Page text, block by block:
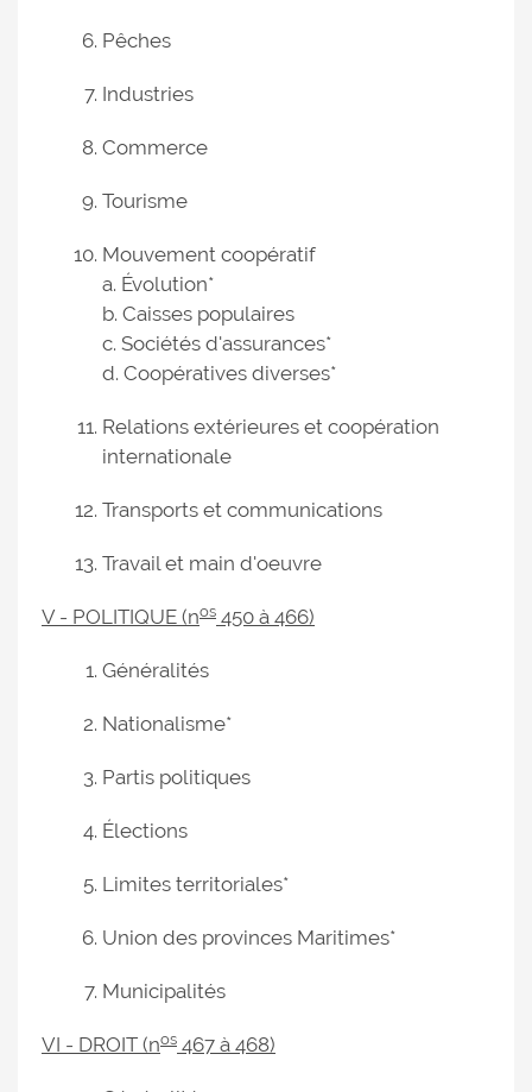
Pêches
Industries
Commerce
Tourisme
Mouvement coopératif
a. Évolution*
b. Caisses populaires
c. Sociétés d'assurances*
d. Coopératives diverses*
Relations extérieures et coopération
internationale
Transports et communications
Travail et main d'oeuvre
V - POLITIQUE (nos 450 à 466)
Généralités
Nationalisme*
Partis politiques
Élections
Limites territoriales*
Union des provinces Maritimes*
Municipalités
VI - DROIT (nos 467 à 468)